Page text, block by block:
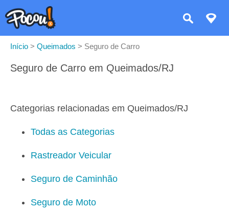
Início > Queimados > Seguro de Carro
Seguro de Carro em Queimados/RJ
Categorias relacionadas em Queimados/RJ
Todas as Categorias
Rastreador Veicular
Seguro de Caminhão
Seguro de Moto